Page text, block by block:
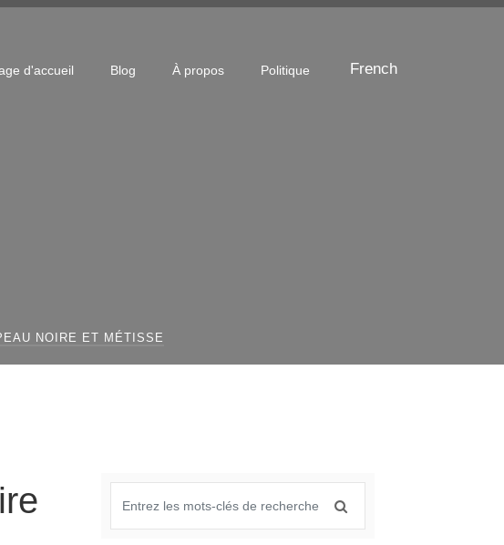
d'accueil Blog À propos Politique French
NOIRE ET MÉTISSE